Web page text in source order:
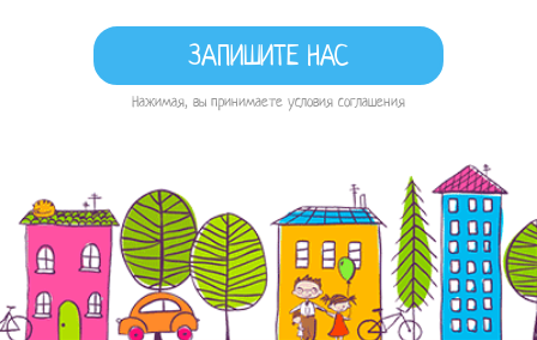
Нажимая, вы принимаете условия соглашения